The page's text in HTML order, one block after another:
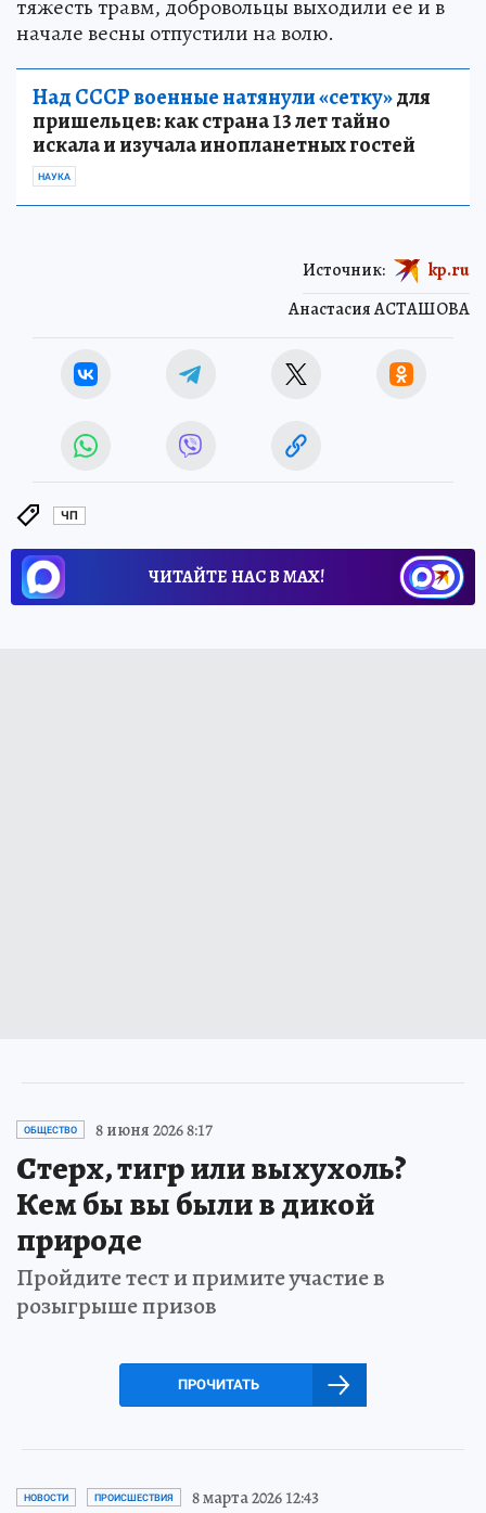
тяжесть травм, добровольцы выходили ее и в
начале весны отпустили на волю.
Над СССР военные натянули «сетку»для
пришельцев: как страна 13 лет тайно
искала и изучала инопланетных гостей
НАУКА
Анастасия АСТАШОВА
Источник: kp.ru
ЧП
ЧИТАЙТЕ НАС В МАХ!
ОБЩЕСТВО 8 июня 2026 8:17
Стерх, тигр или выхухоль?
Кем бы вы были в дикой
природе
Пройдите тест и примите участие в
розыгрыше призов
ПРОЧИТАТЬ
НОВОСТИ ПРОИСШЕСТВИЯ 8 марта 2026 12:43